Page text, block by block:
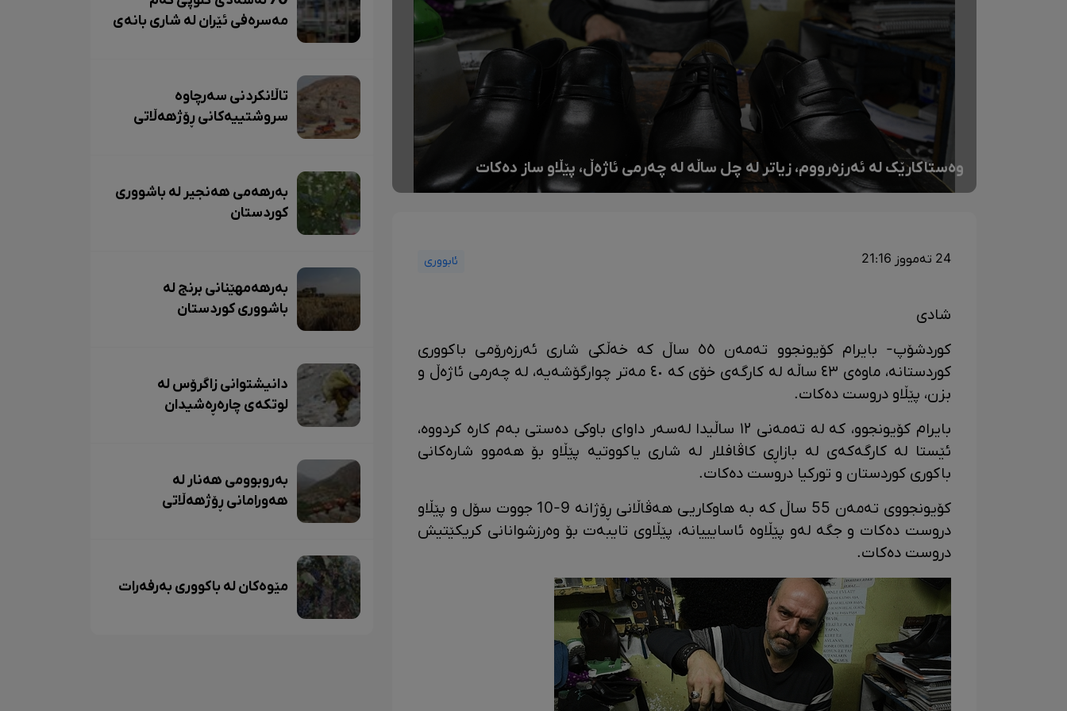
وەستاکارێک لە ئەرزەرووم، زیاتر لە چل ساڵە لە چەرمی ئاژەڵ، پێڵاو ساز دەکات
24 تەمووز 21:16 ئابووری
شادی
کوردشۆپ- بایرام کۆیونجوو تەمەن ٥٥ ساڵ کە خەڵکی شاری ئەرزەرۆمی باکووری
کوردستانە، ماوەی ٤٣ ساڵە لە کارگەی خۆی کە ٤٠ مەتر چوارگۆشەیە، لە چەرمی ئاژەڵ و
بزن، پێڵاو دروست دەکات.
بایرام کۆیونجوو، کە لە تەمەنی ١٢ ساڵیدا لەسەر داوای باوکی دەستی بەم کارە کردووە،
ئێستا لە کارگەکەی لە بازاڕی کاڤافلار لە شاری یاکووتیە پێڵاو بۆ هەموو شارەکانی
باکوری کوردستان و تورکیا دروست دەکات.
کۆیونجووی تەمەن 55 ساڵ کە بە هاوکاریی هەڤاڵانی ڕۆژانە 9-10 جووت سۆل و پێڵاو
دروست دەکات و جگە لەو پێڵاوە ئاسایییانە، پێڵاوی تایبەت بۆ وەرزشوانانی کریکێتیش
دروست دەکات.
مەسرەفی ئێران لە شاری بانەی
تاڵانکردنی سەرچاوە
سروشتییەکانی ڕۆژهەڵاتی
بەرهەمی هەنجیر لە باشووری
کوردستان
بەرهەمهێنانی برنج لە
باشووری کوردستان
دانیشتوانی زاگرۆس لە
لوتکەی چارەڕەشیدان
بەروبوومی هەنار لە
هەورامانی ڕۆژهەڵاتی
مێوەکان لە باکووری بەرفەرات